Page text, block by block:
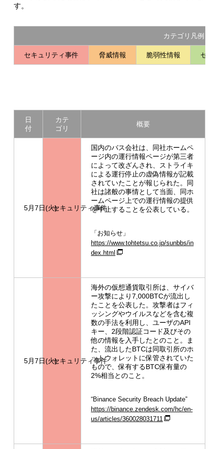
す。
カテゴリ凡例
セキュリティ事件 脅威情報 脆弱性情報 セキ
日
付
カテ
ゴリ
概要
5月7日(火)セキュリティ事件
国内のバス会社は、同社ホームペ
ージ内の運行情報ページが第三者
によって改ざんされ、ストライキ
による運行停止の虚偽情報が記載
されていたことが報じられた。同
社は諸般の事情として当面、同ホ
ームページ上での運行情報の提供
を中止することを公表している。
「お知らせ」
https://www.tohtetsu.co.jp/sunbbs/in
dex.html
5月7日(火)セキュリティ事件
海外の仮想通貨取引所は、サイバ
ー攻撃により7,000BTCが流出し
たことを公表した。攻撃者はフィ
ッシングやウイルスなどを含む複
数の手法を利用し、ユーザのAPI
キー、2段階認証コード及びその
他の情報を入手したとのこと。ま
た、流出したBTCは同取引所のホ
ットウォレットに保管されていた
もので、保有するBTC保有量の
2%相当とのこと。
“Binance Security Breach Update”
https://binance.zendesk.com/hc/en-
us/articles/360028031711